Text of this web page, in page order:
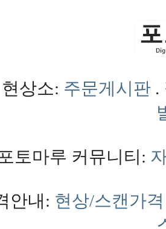
상소: 주문게시판 .
포토마루 커뮤니티:
안내: 현상/스캔가격